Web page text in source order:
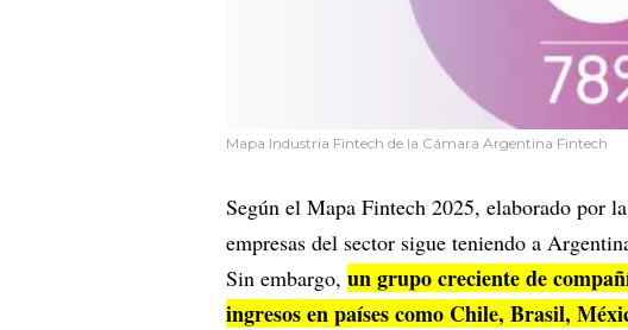
Mapa Industria Fintech de la Cámara Argentina Fintech
Según el Mapa Fintech 2025, elaborado por
empresas del sector sigue teniendo a
Sin embargo, un grupo creciente de
ingresos en países como Chile, Brasil,